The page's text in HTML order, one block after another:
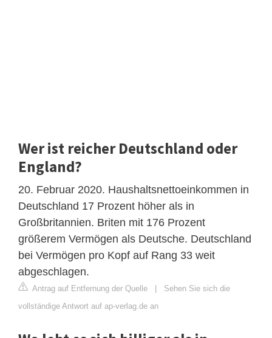
Wer ist reicher Deutschland oder
England?
20. Februar 2020. Haushaltsnettoeinkommen in
Deutschland 17 Prozent höher als in
Großbritannien. Briten mit 176 Prozent
größerem Vermögen als Deutsche. Deutschland
bei Vermögen pro Kopf auf Rang 33 weit
abgeschlagen.
Antrag auf Entfernung der Quelle | Sehen Sie sich die
vollständige Antwort auf ap-verlag.de an